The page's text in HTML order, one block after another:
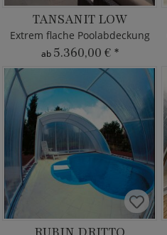
TANSANIT LOW
Extrem flache Poolabdeckung
ab 5.360,00 € *